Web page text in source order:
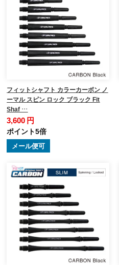
フィットシャフト カラーカーボン ノ
ーマル スピン ロック ブラック Fit
Shaf …
3,600 円
ポイント5倍
メール便可